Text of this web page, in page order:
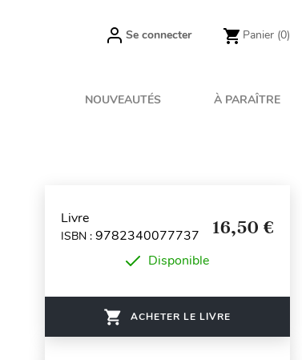
Se connecter Panier (0)
NOUVEAUTÉS À PARAÎTRE
Livre
ISBN : 9782340077737 16,50 €
Disponible
ACHETER LE LIVRE